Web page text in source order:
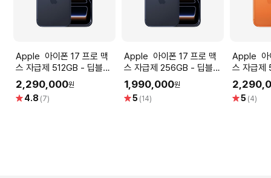
Apple 아이폰 17 프로 맥
스 자급제 512GB - 딥블루
[MFYU4KH/A]
2,290,000원
별 4.8 (7)
Apple 아이폰 17 프로 맥
스 자급제 256GB - 딥블루
[MFYP4KH/A]
1,990,000원
별5 (14)
Apple 아이폰 17 프로 맥
스 자급제
오렌지
별5 (4)